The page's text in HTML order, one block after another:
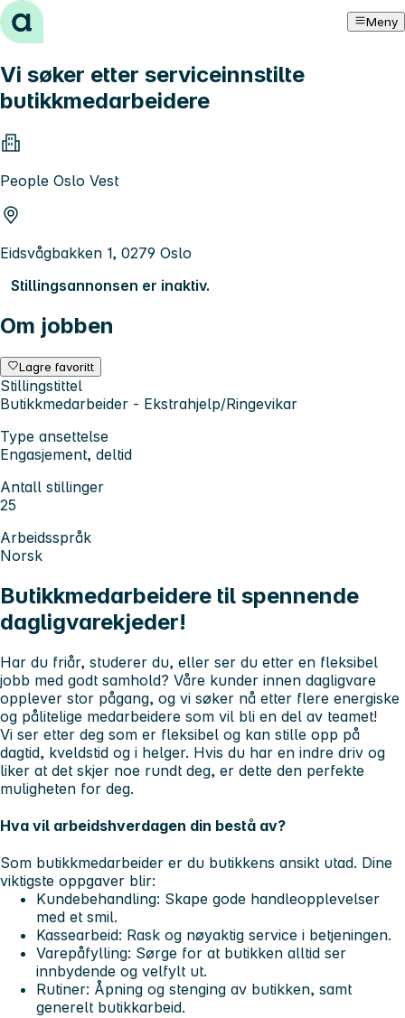
Hopp til innhold Meny
Vi søker etter serviceinnstilte
butikkmedarbeidere
People Oslo Vest
Eidsvågbakken 1, 0279 Oslo
Stillingsannonsen er inaktiv.
Om jobben
Lagre favoritt
Stillingstittel
Butikkmedarbeider - Ekstrahjelp/Ringevikar
Type ansettelse
Engasjement, deltid
Antall stillinger
25
Arbeidsspråk
Norsk
Butikkmedarbeidere til spennende
dagligvarekjeder!
Har du friår, studerer du, eller ser du etter en fleksibel
jobb med godt samhold? Våre kunder innen dagligvare
opplever stor pågang, og vi søker nå etter flere energiske
og pålitelige medarbeidere som vil bli en del av teamet!
Vi ser etter deg som er fleksibel og kan stille opp på
dagtid, kveldstid og i helger. Hvis du har en indre driv og
liker at det skjer noe rundt deg, er dette den perfekte
muligheten for deg.
Hva vil arbeidshverdagen din bestå av?
Som butikkmedarbeider er du butikkens ansikt utad. Dine
viktigste oppgaver blir:
Kundebehandling: Skape gode handleopplevelser
med et smil.
Kassearbeid: Rask og nøyaktig service i betjeningen.
Varepåfylling: Sørge for at butikken alltid ser
innbydende og velfylt ut.
Rutiner: Åpning og stenging av butikken, samt
generelt butikkarbeid.